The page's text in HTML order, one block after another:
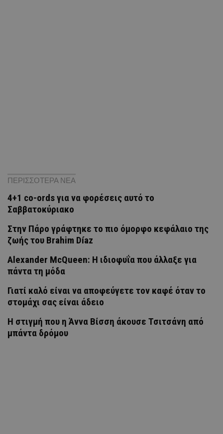
ΠΕΡΙΣΣΟΤΕΡΑ ΝΕΑ
4+1 co-ords για να φορέσεις αυτό το
Σαββατοκύριακο
Στην Πάρο γράφτηκε το πιο όμορφο κεφάλαιο της
ζωής του Brahim Díaz
Alexander McQueen: Η ιδιοφυΐα που άλλαξε για
πάντα τη μόδα
Γιατί καλό είναι να αποφεύγετε τον καφέ όταν το
στομάχι σας είναι άδειο
H στιγμή που η Άννα Βίσση άκουσε Τσιτσάνη από
μπάντα δρόμου